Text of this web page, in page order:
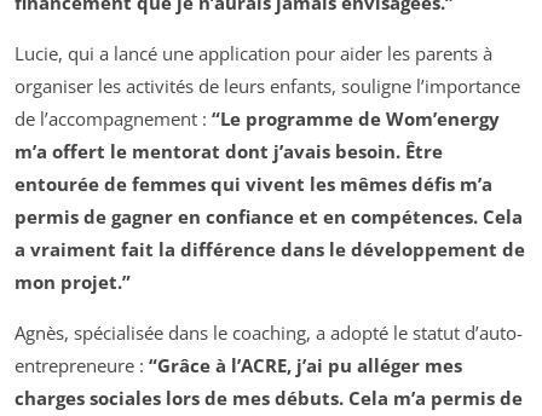
Lucie, qui a lancé une application pour aider les parents à
organiser les activités de leurs enfants, souligne l’importance
de l’accompagnement : “Le programme de Wom’energy
m’a offert le mentorat dont j’avais besoin. Être
entourée de femmes qui vivent les mêmes défis m’a
permis de gagner en confiance et en compétences. Cela
a vraiment fait la différence dans le développement de
mon projet.”
Agnès, spécialisée dans le coaching, a adopté le statut d’auto-
entrepreneure : “Grâce à l’ACRE, j’ai pu alléger mes
charges sociales lors de mes débuts. Cela m’a permis de